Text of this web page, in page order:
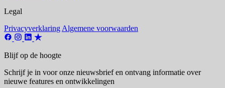
Legal
Privacyverklaring Algemene voorwaarden
Blijf op de hoogte
Schrijf je in voor onze nieuwsbrief en ontvang informatie over
nieuwe features en ontwikkelingen